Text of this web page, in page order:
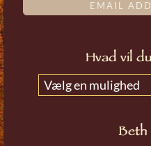
Hvad vil
Vælg en mulighed
Beth